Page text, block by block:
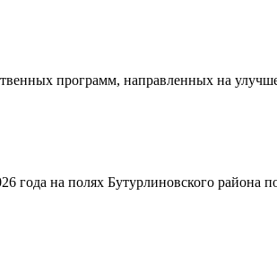
программ, направленных на
на полях Бутурлиновского района